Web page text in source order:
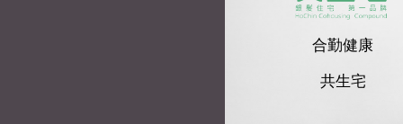
合勤健康
共生宅